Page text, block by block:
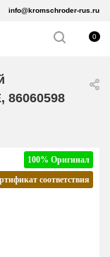
info@kromschroder-rus.ru
0
86060598
100% Оригинал
соответствия